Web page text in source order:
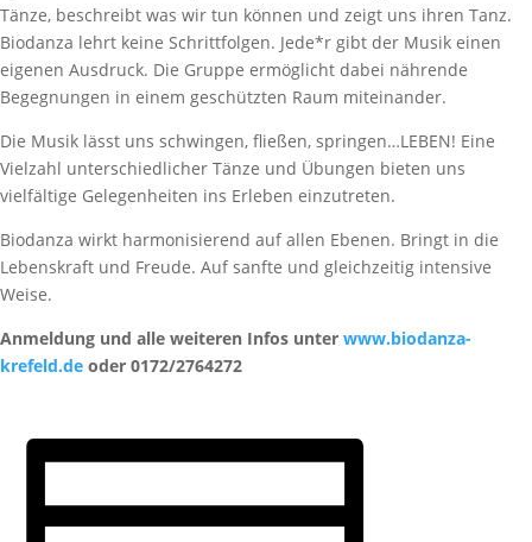
Tänze, beschreibt was wir tun können und zeigt uns ihren Tanz.
Biodanza lehrt keine Schrittfolgen. Jede*r gibt der Musik einen
eigenen Ausdruck. Die Gruppe ermöglicht dabei nährende
Begegnungen in einem geschützten Raum miteinander.
Die Musik lässt uns schwingen, fließen, springen…LEBEN! Eine
Vielzahl unterschiedlicher Tänze und Übungen bieten uns
vielfältige Gelegenheiten ins Erleben einzutreten.
Biodanza wirkt harmonisierend auf allen Ebenen. Bringt in die
Lebenskraft und Freude. Auf sanfte und gleichzeitig intensive
Weise.
Anmeldung und alle weiteren Infos unter www.biodanza-
krefeld.de oder 0172/2764272